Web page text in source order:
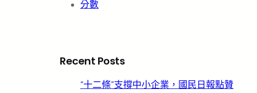
分數
Recent Posts
“十二條”支撐中小企業，國民日報點贊